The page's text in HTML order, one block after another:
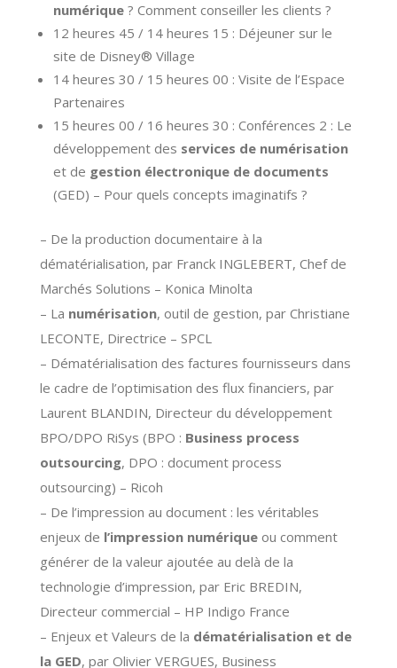
numérique? Comment conseiller les clients ?
12 heures 45 / 14 heures 15 : Déjeuner sur le
site de Disney® Village
14 heures 30 / 15 heures 00 : Visite de l’Espace
Partenaires
15 heures 00 / 16 heures 30 : Conférences 2 : Le
développement des services de numérisation
et de gestion électronique de documents
(GED) – Pour quels concepts imaginatifs ?
– De la production documentaire à la
dématérialisation, par Franck INGLEBERT, Chef de
Marchés Solutions – Konica Minolta
– La numérisation, outil de gestion, par Christiane
LECONTE, Directrice – SPCL
– Dématérialisation des factures fournisseurs dans
le cadre de l’optimisation des flux financiers, par
Laurent BLANDIN, Directeur du développement
BPO/DPO RiSys (BPO : Business process
outsourcing, DPO : document process
outsourcing) – Ricoh
– De l’impression au document : les véritables
enjeux de l’impression numériqueou comment
générer de la valeur ajoutée au delà de la
technologie d’impression, par Eric BREDIN,
Directeur commercial – HP Indigo France
– Enjeux et Valeurs de la dématérialisation et de
la GED, par Olivier VERGUES, Business